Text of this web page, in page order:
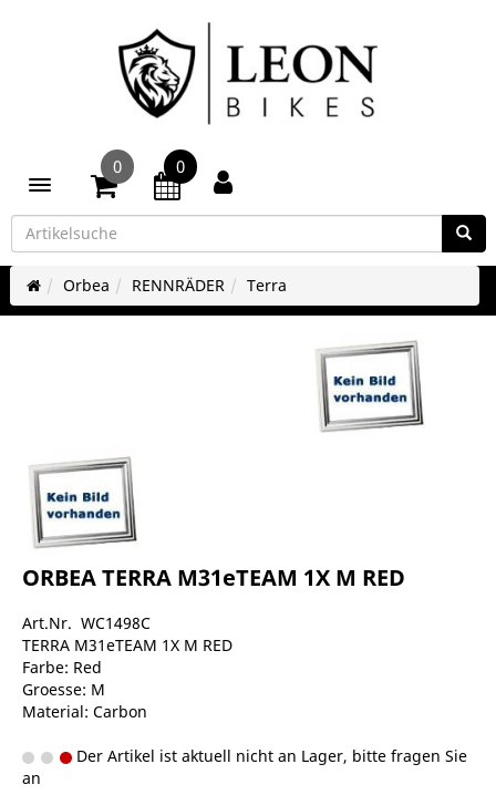
Toggle navigation
0 0
Orbea RENNRÄDER Terra
ORBEA TERRA M31eTEAM 1X M RED
Art.Nr. WC1498C
TERRA M31eTEAM 1X M RED
Farbe: Red
Groesse: M
Material: Carbon
Der Artikel ist aktuell nicht an Lager, bitte fragen Sie
an